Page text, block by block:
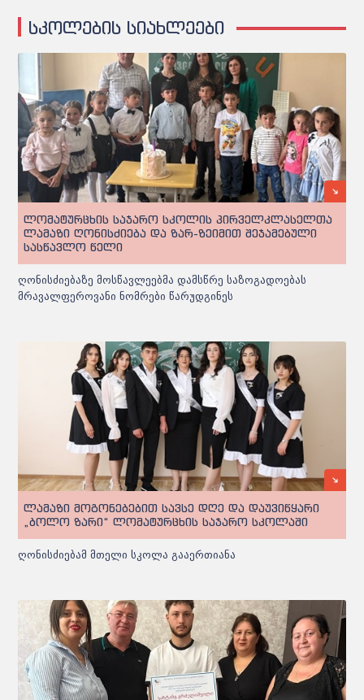
სკოლების სიახლეები
ლომატურცხის საჯარო სკოლის პირველკლასელთა
ლამაზი ღონისძიება და ზარ-ზეიმით შეჯამებული
სასწავლო წელი
ღონისძიებაზე მოსწავლეებმა დამსწრე საზოგადოებას
მრავალფეროვანი ნომრები წარუდგინეს
ლამაზი მოგონებებით სავსე დღე და დაუვიწყარი
„ბოლო ზარი“ ლომატურცხის საჯარო სკოლაში
ღონისძიებამ მთელი სკოლა გააერთიანა